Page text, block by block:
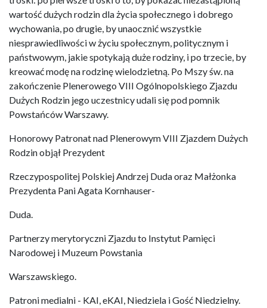
wartość dużych rodzin dla życia społecznego i dobrego
wychowania, po drugie, by unaocznić wszystkie
niesprawiedliwości w życiu społecznym, politycznym i
państwowym, jakie spotykają duże rodziny, i po trzecie, by
kreować modę na rodzinę wielodzietną. Po Mszy św. na
zakończenie Plenerowego VIII Ogólnopolskiego Zjazdu
Dużych Rodzin jego uczestnicy udali się pod pomnik
Powstańców Warszawy.
Honorowy Patronat nad Plenerowym VIII Zjazdem Dużych
Rodzin objął Prezydent
Rzeczypospolitej Polskiej Andrzej Duda oraz Małżonka
Prezydenta Pani Agata Kornhauser-
Duda.
Partnerzy merytoryczni Zjazdu to Instytut Pamięci
Narodowej i Muzeum Powstania
Warszawskiego.
Patroni medialni - KAI, eKAI, Niedziela i Gość Niedzielny.